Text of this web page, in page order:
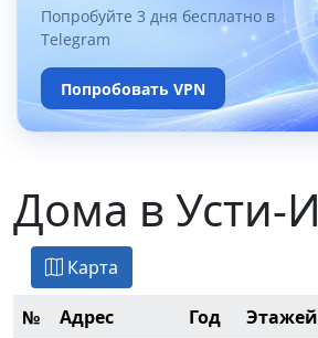
Попробуйте 3 дня бесплатно в
Telegram
Попробовать VPN
Дома в Усти-
Карта
№ Адрес Год Этажей